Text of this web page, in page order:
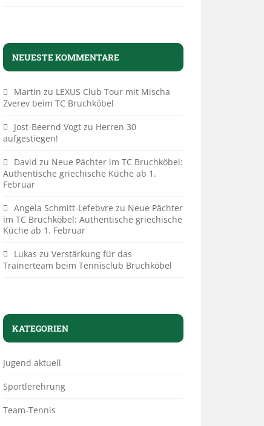
NEUESTE KOMMENTARE
Martin zu LEXUS Club Tour mit Mischa
Zverev beim TC Bruchköbel
Jost-Beernd Vogt zu Herren 30
aufgestiegen!
David zu Neue Pächter im TC Bruchköbel:
Authentische griechische Küche ab 1.
Februar
Angela Schmitt-Lefebvre zu Neue Pächter
im TC Bruchköbel: Authentische griechische
Küche ab 1. Februar
Lukas zu Verstärkung für das
Trainerteam beim Tennisclub Bruchköbel
KATEGORIEN
Jugend aktuell
Sportlerehrung
Team-Tennis